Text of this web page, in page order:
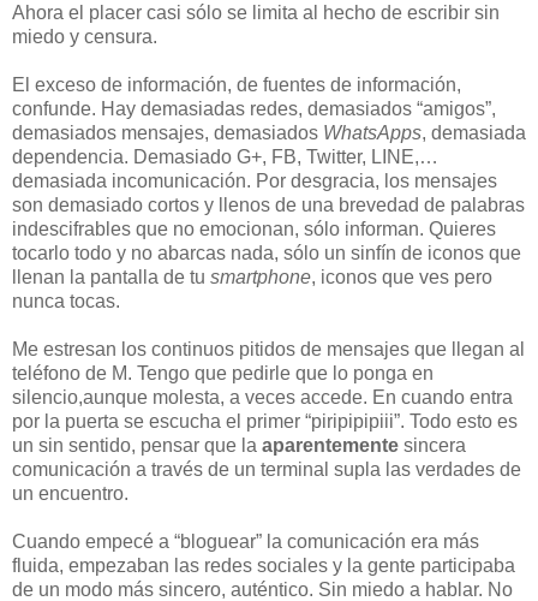
Ahora el placer casi sólo se limita al hecho de escribir sin
miedo y censura.
El exceso de información, de fuentes de información,
confunde. Hay demasiadas redes, demasiados “amigos”,
demasiados mensajes, demasiados WhatsApps, demasiada
dependencia. Demasiado G+, FB, Twitter, LINE,…
demasiada incomunicación. Por desgracia, los mensajes
son demasiado cortos y llenos de una brevedad de palabras
indescifrables que no emocionan, sólo informan. Quieres
tocarlo todo y no abarcas nada, sólo un sinfín de iconos que
llenan la pantalla de tu smartphone, iconos que ves pero
nunca tocas.
Me estresan los continuos pitidos de mensajes que llegan al
teléfono de M. Tengo que pedirle que lo ponga en
silencio,aunque molesta, a veces accede. En cuando entra
por la puerta se escucha el primer “piripipipiii”. Todo esto es
un sin sentido, pensar que la aparentemente sincera
comunicación a través de un terminal supla las verdades de
un encuentro.
Cuando empecé a “bloguear” la comunicación era más
fluida, empezaban las redes sociales y la gente participaba
de un modo más sincero, auténtico. Sin miedo a hablar. No